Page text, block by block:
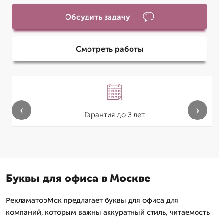
Обсудить задачу
Смотреть работы
Гарантия до 3 лет
‹ ›
Буквы для офиса в Москве
РекламаторМск предлагает буквы для офиса для
компаний, которым важны аккуратный стиль, читаемость